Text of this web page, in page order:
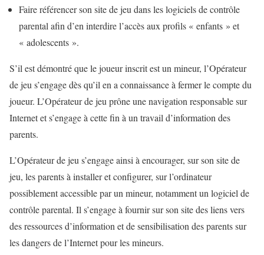
Faire référencer son site de jeu dans les logiciels de contrôle
parental afin d’en interdire l’accès aux profils « enfants » et
« adolescents ».
S’il est démontré que le joueur inscrit est un mineur, l’Opérateur
de jeu s’engage dès qu’il en a connaissance à fermer le compte du
joueur. L’Opérateur de jeu prône une navigation responsable sur
Internet et s’engage à cette fin à un travail d’information des
parents.
L’Opérateur de jeu s’engage ainsi à encourager, sur son site de
jeu, les parents à installer et configurer, sur l’ordinateur
possiblement accessible par un mineur, notamment un logiciel de
contrôle parental. Il s’engage à fournir sur son site des liens vers
des ressources d’information et de sensibilisation des parents sur
les dangers de l’Internet pour les mineurs.